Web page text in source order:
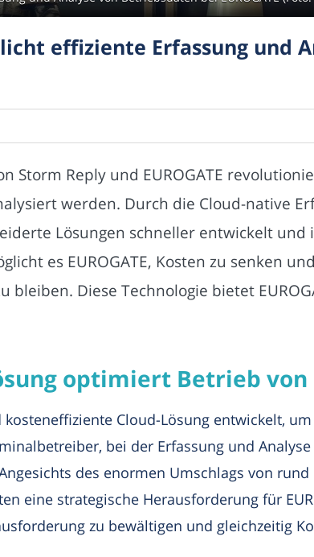
effiziente Erfassung und
Storm Reply und EUROGATE
werden. Durch die Cloud-native
Lösungen schneller entwickelt
es EUROGATE, Kosten zu senken
Diese Technologie bietet
optimiert Betrieb
Cloud-Lösung entwickelt, um
bei der Erfassung und
des enormen Umschlags von
eine strategische Herausforderung für
zu bewältigen und gleichzeitig